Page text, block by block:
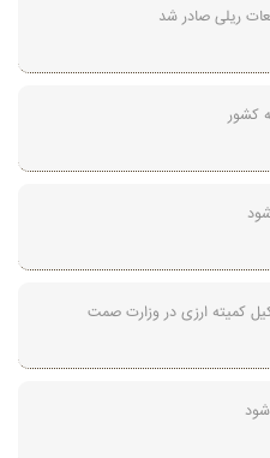
ریلی صادر شد
کمیته ارزی در وزارت صمت